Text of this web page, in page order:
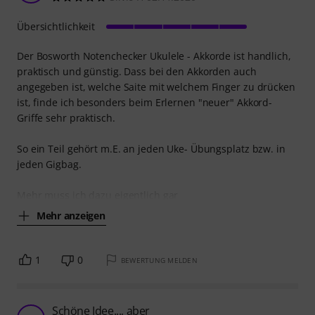
Der Bosworth Notenchecker Ukulele - Akkorde ist handlich,
praktisch und günstig. Dass bei den Akkorden auch
angegeben ist, welche Saite mit welchem Finger zu drücken
ist, finde ich besonders beim Erlernen "neuer" Akkord-
Griffe sehr praktisch.
So ein Teil gehört m.E. an jeden Uke- Übungsplatz bzw. in
jeden Gigbag.
Mehr anzeigen
Übersichtlichkeit
1 0 BEWERTUNG MELDEN
Schöne Idee..., aber